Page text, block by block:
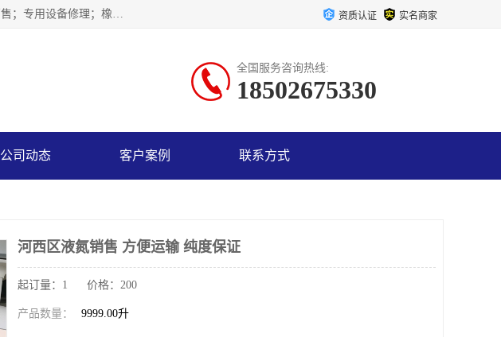
天津永腾气体销售有限公司成立于2020年，注册地位于天津市滨海新区。经营范围包括：专用化学产品销售；专用设备修理；橡胶制品销售；气体压缩机械销售；特种设备销售；仪器仪表销售；机械设备租赁；五金产品批发；食品添加剂销售等，主要供应：氧气、乙炔、氮气、氩气、氢气、氦气、液氨、液氮、一氧化碳、二氧化碳等，各种工业气体，高纯气体，食品级气体。 资质认证 实名商家
全国服务咨询热线:
18502675330
公司动态 客户案例 联系方式
河西区液氮销售 方便运输 纯度保证
起订量：1 价格：200
产品数量： 9999.00升